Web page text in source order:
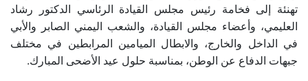
تهنئة إلى فخامة رئيس مجلس القيادة الرئاسي الدكتور رشاد
العليمي، وأعضاء مجلس القيادة، والشعب اليمني الصابر والأبي
في الداخل والخارج، والابطال الميامين المرابطين في مختلف
جبهات الدفاع عن الوطن، بمناسبة حلول عيد الأضحى المبارك.